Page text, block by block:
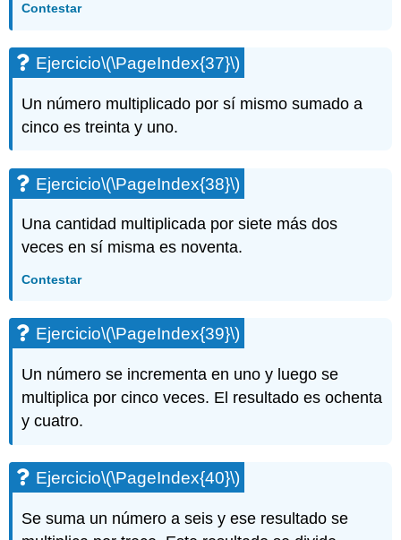
Contestar
Ejercicio\(\PageIndex{37}\)
Un número multiplicado por sí mismo sumado a
cinco es treinta y uno.
Ejercicio\(\PageIndex{38}\)
Una cantidad multiplicada por siete más dos
veces en sí misma es noventa.
Contestar
Ejercicio\(\PageIndex{39}\)
Un número se incrementa en uno y luego se
multiplica por cinco veces. El resultado es ochenta
y cuatro.
Ejercicio\(\PageIndex{40}\)
Se suma un número a seis y ese resultado se